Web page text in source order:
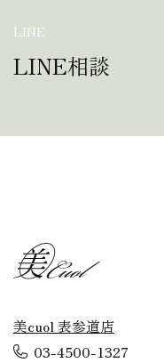
LINE
LINE相談
美cuol 表参道店
03-4500-1327